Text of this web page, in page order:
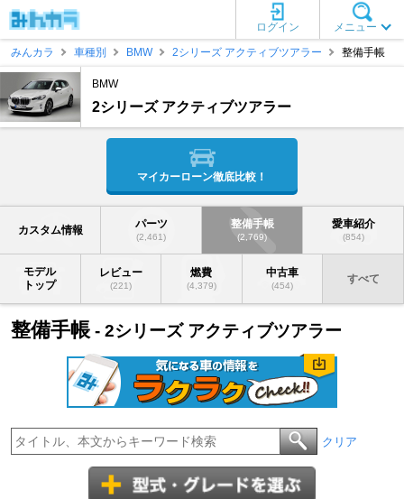
メニュー
ログイン
みんカラ
車種別 BMW 2シリーズ アクティブツアラー 整備手帳
BMW
2シリーズ アクティブツアラー
マイカーローン徹底比較！
カスタム情報 パーツ
(2,461)
整備手帳
(2,769)
愛車紹介
(854)
モデル
トップ
レビュー
(221)
燃費
(4,379)
中古車
(454)
すべて
整備手帳 - 2シリーズ アクティブツアラー
クリア